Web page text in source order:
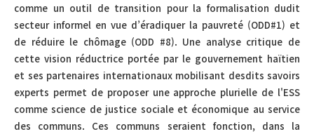
comme un outil de transition pour la formalisation dudit
secteur informel en vue d’éradiquer la pauvreté (ODD#1) et
de réduire le chômage (ODD #8). Une analyse critique de
cette vision réductrice portée par le gouvernement haïtien
et ses partenaires internationaux mobilisant desdits savoirs
experts permet de proposer une approche plurielle de l'ESS
comme science de justice sociale et économique au service
des communs. Ces communs seraient fonction, dans la